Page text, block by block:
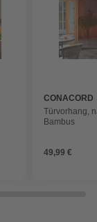
CONACORD
Türvorhang,
Bambus
49,99 €